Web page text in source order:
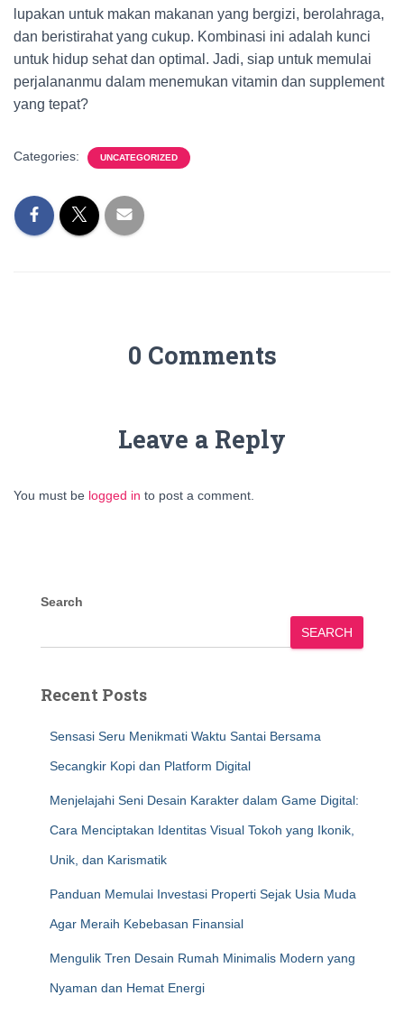
lupakan untuk makan makanan yang bergizi, berolahraga,
dan beristirahat yang cukup. Kombinasi ini adalah kunci
untuk hidup sehat dan optimal. Jadi, siap untuk memulai
perjalananmu dalam menemukan vitamin dan supplement
yang tepat?
Categories: UNCATEGORIZED
0 Comments
Leave a Reply
You must be logged in to post a comment.
Search
SEARCH
Recent Posts
Sensasi Seru Menikmati Waktu Santai Bersama
Secangkir Kopi dan Platform Digital
Menjelajahi Seni Desain Karakter dalam Game Digital:
Cara Menciptakan Identitas Visual Tokoh yang Ikonik,
Unik, dan Karismatik
Panduan Memulai Investasi Properti Sejak Usia Muda
Agar Meraih Kebebasan Finansial
Mengulik Tren Desain Rumah Minimalis Modern yang
Nyaman dan Hemat Energi